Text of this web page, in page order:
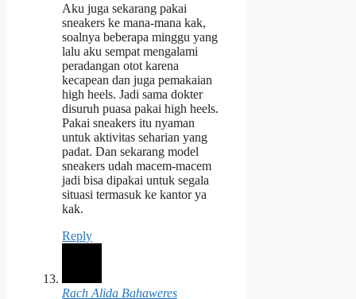
Aku juga sekarang pakai
sneakers ke mana-mana kak,
soalnya beberapa minggu yang
lalu aku sempat mengalami
peradangan otot karena
kecapean dan juga pemakaian
high heels. Jadi sama dokter
disuruh puasa pakai high heels.
Pakai sneakers itu nyaman
untuk aktivitas seharian yang
padat. Dan sekarang model
sneakers udah macem-macem
jadi bisa dipakai untuk segala
situasi termasuk ke kantor ya
kak.
Reply
Rach Alida Bahaweres